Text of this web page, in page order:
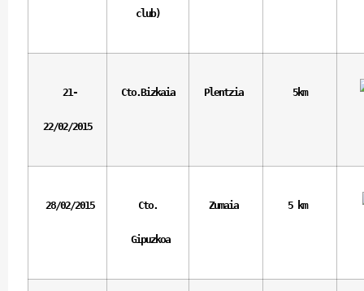
club)
21-
22/02/2015
Cto.Bizkaia Plentzia 5km
28/02/2015 Cto.
Gipuzkoa
Zumaia 5 km